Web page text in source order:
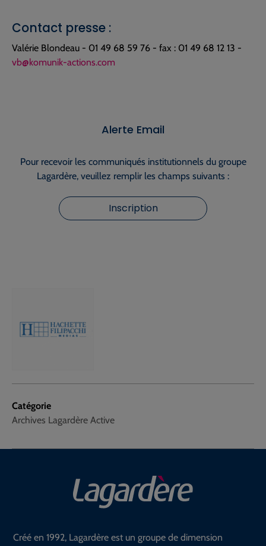
Catégorie
Archives Lagardère Active
Contact presse :
Valérie Blondeau - 01 49 68 59 76 - fax : 01 49 68 12 13 -
vb@komunik-actions.com
Alerte Email
Pour recevoir les communiqués institutionnels du groupe
Lagardère, veuillez remplir les champs suivants :
Inscription
Créé en 1992, Lagardère est un groupe de dimension